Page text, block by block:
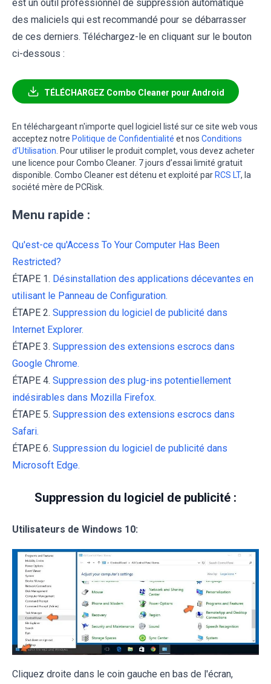
est un outil professionnel de suppression automatique
des maliciels qui est recommandé pour se débarrasser
de ces derniers. Téléchargez-le en cliquant sur le bouton
ci-dessous :
TÉLÉCHARGEZ Combo Cleaner pour Android
En téléchargeant n'importe quel logiciel listé sur ce site web vous
acceptez notre Politique de Confidentialité et nos Conditions
d’Utilisation . Pour utiliser le produit complet, vous devez acheter
une licence pour Combo Cleaner. 7 jours d’essai limité gratuit
disponible. Combo Cleaner est détenu et exploité par RCS LT, la
société mère de PCRisk.
Menu rapide :
Qu'est-ce qu'Access To Your Computer Has Been
Restricted?
ÉTAPE 1. Désinstallation des applications décevantes en
utilisant le Panneau de Configuration.
ÉTAPE 2. Suppression du logiciel de publicité dans
Internet Explorer.
ÉTAPE 3. Suppression des extensions escrocs dans
Google Chrome.
ÉTAPE 4. Suppression des plug-ins potentiellement
indésirables dans Mozilla Firefox.
ÉTAPE 5. Suppression des extensions escrocs dans
Safari.
ÉTAPE 6. Suppression du logiciel de publicité dans
Microsoft Edge.
Suppression du logiciel de publicité :
Utilisateurs de Windows 10:
Cliquez droite dans le coin gauche en bas de l'écran,